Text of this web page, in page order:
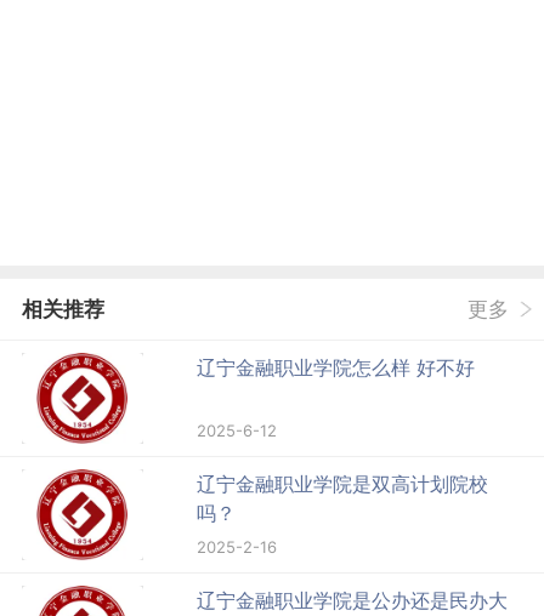
相关推荐 更多
辽宁金融职业学院怎么样 好不好
2025-6-12
辽宁金融职业学院是双高计划院校
吗？
2025-2-16
辽宁金融职业学院是公办还是民办大